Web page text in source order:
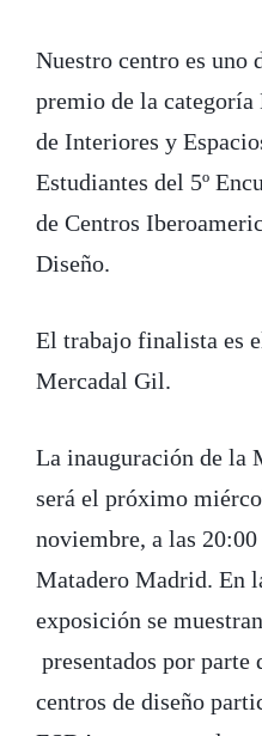
Nuestro centro es uno
premio de la categoría
de Interiores y
Estudiantes del 5º
de Centros
Diseño.
El trabajo finalista es
Mercadal Gil.
La inauguración de la
será el próximo
noviembre, a las
Matadero Madrid. En
exposición se
presentados por parte
centros de diseño